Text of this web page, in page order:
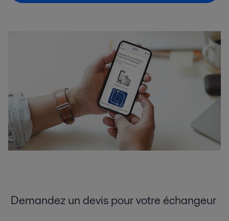
Demandez un devis pour votre échangeur